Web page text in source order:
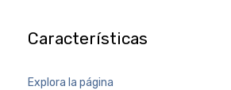
Características
Explora la página